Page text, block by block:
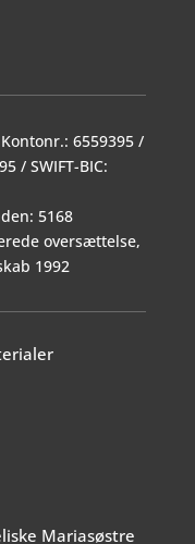
6559395 /
/ SWIFT-BIC:
5168
oversættelse,
1992
Mariasøstre